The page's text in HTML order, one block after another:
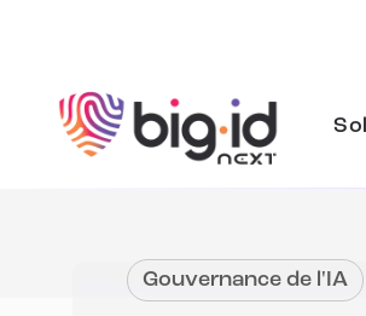
Gouvernance de l'IA